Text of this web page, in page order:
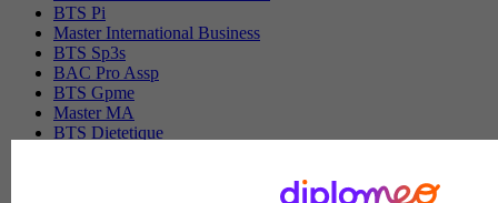
BTS Pi
Master International Business
BTS Sp3s
BAC Pro Assp
BTS Gpme
Master MA
BTS Dietetique